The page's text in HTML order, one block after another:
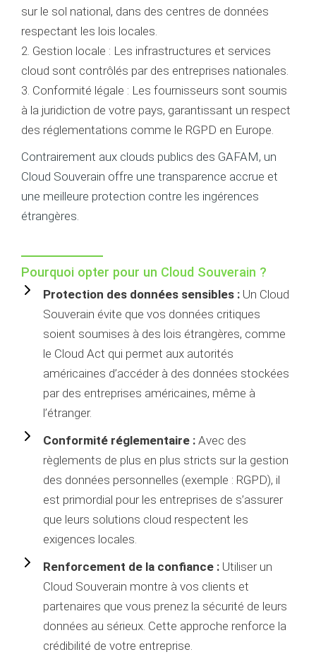
sur le sol national, dans des centres de données
respectant les lois locales.
2. Gestion locale : Les infrastructures et services
cloud sont contrôlés par des entreprises nationales.
3. Conformité légale : Les fournisseurs sont soumis
à la juridiction de votre pays, garantissant un respect
des réglementations comme le RGPD en Europe.
Contrairement aux clouds publics des GAFAM, un
Cloud Souverain offre une transparence accrue et
une meilleure protection contre les ingérences
étrangères.
Pourquoi opter pour un Cloud Souverain ?
Protection des données sensibles : Un Cloud
Souverain évite que vos données critiques
soient soumises à des lois étrangères, comme
le Cloud Act qui permet aux autorités
américaines d’accéder à des données stockées
par des entreprises américaines, même à
l’étranger.
Conformité réglementaire : Avec des
règlements de plus en plus stricts sur la gestion
des données personnelles (exemple : RGPD), il
est primordial pour les entreprises de s’assurer
que leurs solutions cloud respectent les
exigences locales.
Renforcement de la confiance : Utiliser un
Cloud Souverain montre à vos clients et
partenaires que vous prenez la sécurité de leurs
données au sérieux. Cette approche renforce la
crédibilité de votre entreprise.